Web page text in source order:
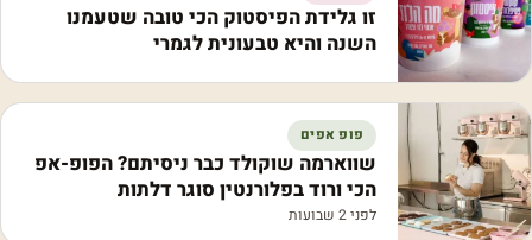
זו גלידת הפיסטוק הכי טובה שטעמנו
השנה והיא טבעונית לגמרי
פופ אפים
שווארמה שוקולד כבר ניסיתם? הפופ-אפ
הכי ורוד בפלורנטין סוגר דלתות
לפני 2 שבועות